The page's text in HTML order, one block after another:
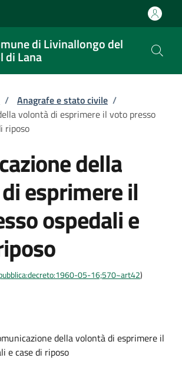
di Livinallongo del
di Lana
pane
/ Anagrafe e stato civile /
volontà di esprimere il voto presso
riposo
della
esprimere il
ospedali e
05-16;570~art42)
della volontà di esprimere il
e case di riposo